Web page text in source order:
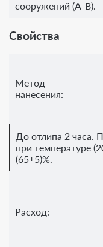
сооружений (А-В).
Свойства
Метод
нанесения:
До отлипа 2 часа.
при температуре
(65±5)%.
Расход: